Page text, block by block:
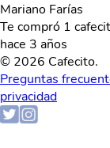
Mariano Farías
Te compró 1
hace 3 años
© 2026 Cafecito.
Preguntas
privacidad